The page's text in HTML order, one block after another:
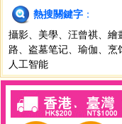
熱搜關鍵字 ：
攝影
美學 汪曾祺 繪
路
盗墓笔记 瑜伽 烹
人工智能